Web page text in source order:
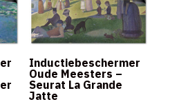
Inductiebeschermer
Oude Meesters –
Seurat La Grande
Jatte